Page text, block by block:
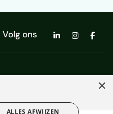
Volg ons
×
ALLES AFWIJZEN